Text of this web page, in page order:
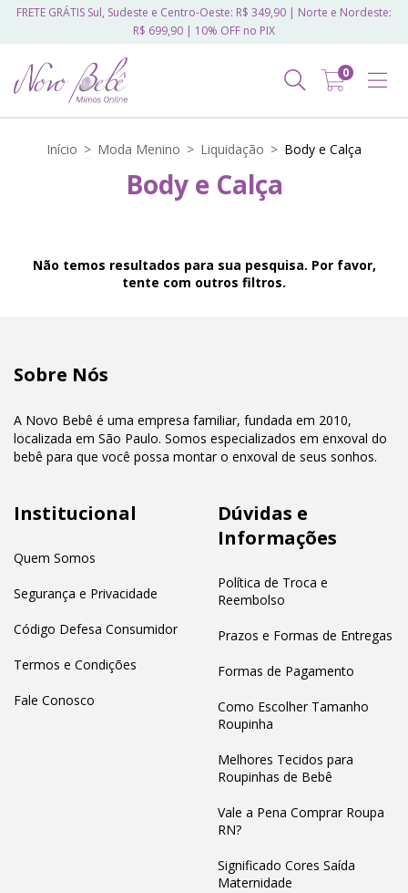
FRETE GRÁTIS Sul, Sudeste e Centro-Oeste: R$ 349,90 | Norte e Nordeste:
R$ 699,90 | 10% OFF no PIX
0
Início > Moda Menino > Liquidação > Body e Calça
Body e Calça
Não temos resultados para sua pesquisa. Por favor,
tente com outros filtros.
Sobre Nós
A Novo Bebê é uma empresa familiar, fundada em 2010,
localizada em São Paulo. Somos especializados em enxoval do
bebê para que você possa montar o enxoval de seus sonhos.
Institucional
Quem Somos
Segurança e Privacidade
Código Defesa Consumidor
Termos e Condições
Fale Conosco
Dúvidas e
Informações
Política de Troca e
Reembolso
Prazos e Formas de Entregas
Formas de Pagamento
Como Escolher Tamanho
Roupinha
Melhores Tecidos para
Roupinhas de Bebê
Vale a Pena Comprar Roupa
RN?
Significado Cores Saída
Maternidade